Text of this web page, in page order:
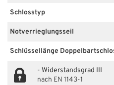
Schlosstyp
Notverrieglungsseil
Schlüssellänge
- Widerstandsgrad III
nach EN 1143-1